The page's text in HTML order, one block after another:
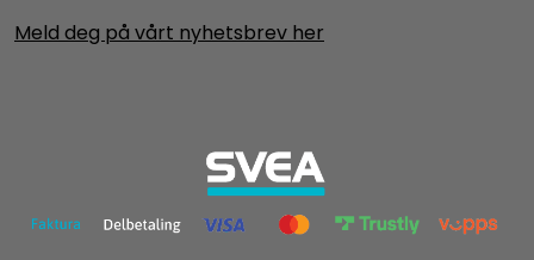
Meld deg på vårt nyhetsbrev her